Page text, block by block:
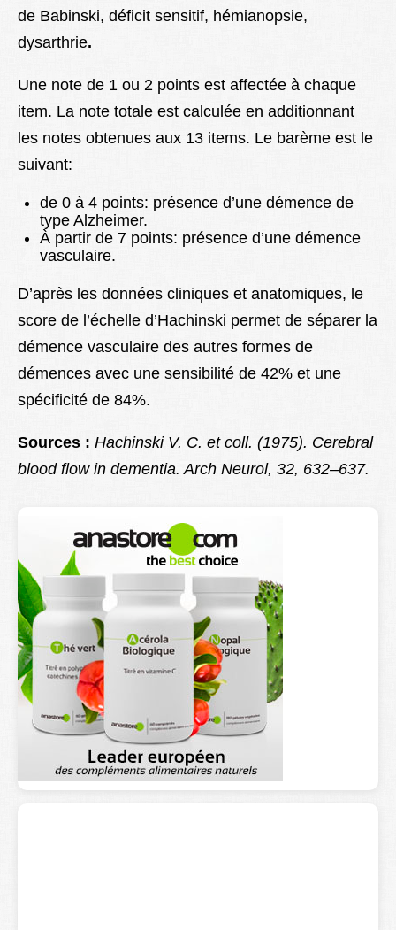
de Babinski, déficit sensitif, hémianopsie,
dysarthrie.
Une note de 1 ou 2 points est affectée à chaque
item. La note totale est calculée en additionnant
les notes obtenues aux 13 items. Le barème est le
suivant:
de 0 à 4 points: présence d’une démence de
type Alzheimer.
À partir de 7 points: présence d’une démence
vasculaire.
D’après les données cliniques et anatomiques, le
score de l’échelle d’Hachinski permet de séparer la
démence vasculaire des autres formes de
démences avec une sensibilité de 42% et une
spécificité de 84%.
Sources : Hachinski V. C. et coll. (1975). Cerebral
blood flow in dementia. Arch Neurol, 32, 632–637.